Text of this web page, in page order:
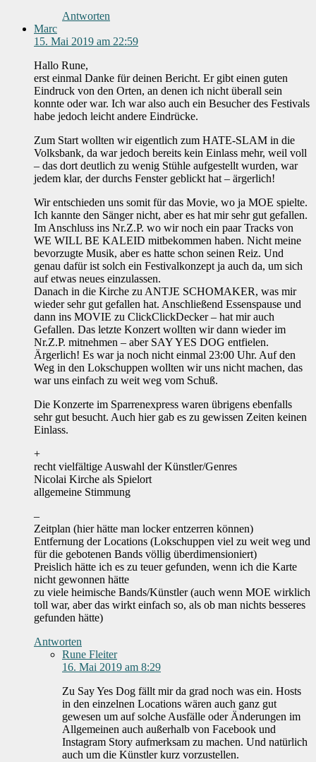
Antworten
Marc
15. Mai 2019 am 22:59
Hallo Rune,
erst einmal Danke für deinen Bericht. Er gibt einen guten
Eindruck von den Orten, an denen ich nicht überall sein
konnte oder war. Ich war also auch ein Besucher des Festivals
habe jedoch leicht andere Eindrücke.
Zum Start wollten wir eigentlich zum HATE-SLAM in die
Volksbank, da war jedoch bereits kein Einlass mehr, weil voll
– das dort deutlich zu wenig Stühle aufgestellt wurden, war
jedem klar, der durchs Fenster geblickt hat – ärgerlich!
Wir entschieden uns somit für das Movie, wo ja MOE spielte.
Ich kannte den Sänger nicht, aber es hat mir sehr gut gefallen.
Im Anschluss ins Nr.Z.P. wo wir noch ein paar Tracks von
WE WILL BE KALEID mitbekommen haben. Nicht meine
bevorzugte Musik, aber es hatte schon seinen Reiz. Und
genau dafür ist solch ein Festivalkonzept ja auch da, um sich
auf etwas neues einzulassen.
Danach in die Kirche zu ANTJE SCHOMAKER, was mir
wieder sehr gut gefallen hat. Anschließend Essenspause und
dann ins MOVIE zu ClickClickDecker – hat mir auch
Gefallen. Das letzte Konzert wollten wir dann wieder im
Nr.Z.P. mitnehmen – aber SAY YES DOG entfielen.
Ärgerlich! Es war ja noch nicht einmal 23:00 Uhr. Auf den
Weg in den Lokschuppen wollten wir uns nicht machen, das
war uns einfach zu weit weg vom Schuß.
Die Konzerte im Sparrenexpress waren übrigens ebenfalls
sehr gut besucht. Auch hier gab es zu gewissen Zeiten keinen
Einlass.
+
recht vielfältige Auswahl der Künstler/Genres
Nicolai Kirche als Spielort
allgemeine Stimmung
–
Zeitplan (hier hätte man locker entzerren können)
Entfernung der Locations (Lokschuppen viel zu weit weg und
für die gebotenen Bands völlig überdimensioniert)
Preislich hätte ich es zu teuer gefunden, wenn ich die Karte
nicht gewonnen hätte
zu viele heimische Bands/Künstler (auch wenn MOE wirklich
toll war, aber das wirkt einfach so, als ob man nichts besseres
gefunden hätte)
Antworten
Rune Fleiter
16. Mai 2019 am 8:29
Zu Say Yes Dog fällt mir da grad noch was ein. Hosts
in den einzelnen Locations wären auch ganz gut
gewesen um auf solche Ausfälle oder Änderungen im
Allgemeinen auch außerhalb von Facebook und
Instagram Story aufmerksam zu machen. Und natürlich
auch um die Künstler kurz vorzustellen.